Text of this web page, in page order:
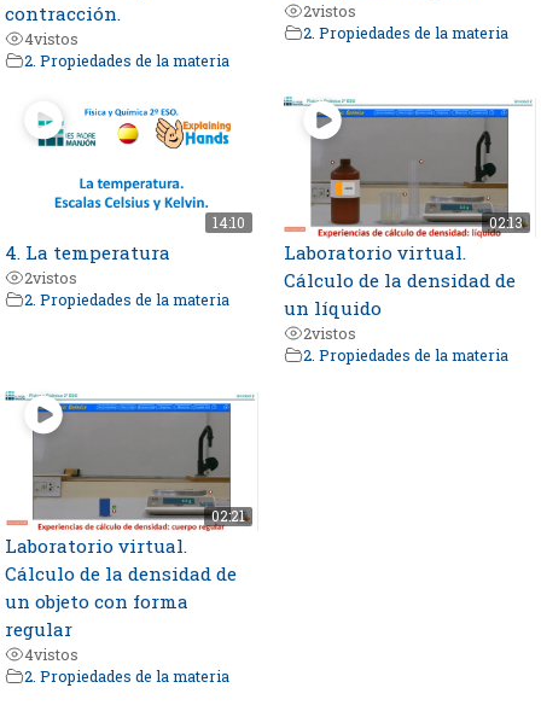
contracción.
4vistos
2. Propiedades de la materia
2vistos
2. Propiedades de la materia
14:10
4. La temperatura
2vistos
2. Propiedades de la materia
02:13
Laboratorio virtual.
Cálculo de la densidad de
un líquido
2vistos
2. Propiedades de la materia
02:21
Laboratorio virtual.
Cálculo de la densidad de
un objeto con forma
regular
4vistos
2. Propiedades de la materia